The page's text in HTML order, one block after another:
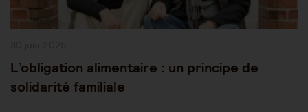
L’obligation alimentaire : un principe de
solidarité familiale